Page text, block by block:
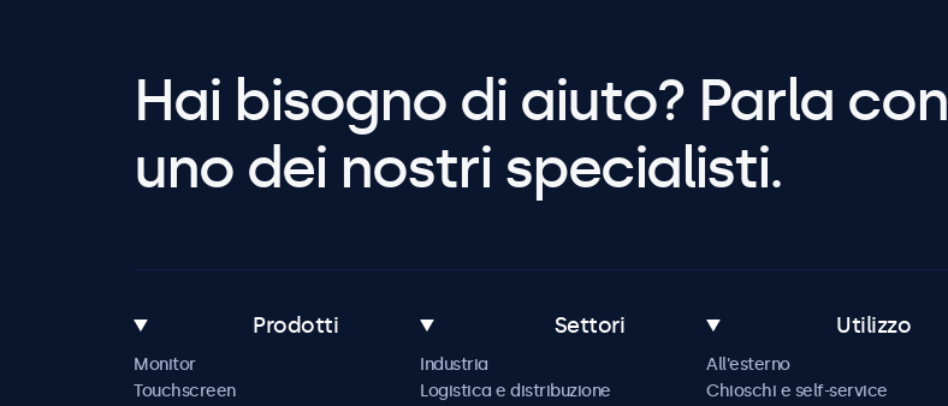
Hai bisogno di aiuto? Parla con
uno dei nostri specialisti.
Prodotti
Monitor
Touchscreen
Settori
Industria
Logistica e distribuzione
Utilizzo
All'esterno
Chioschi e self-service